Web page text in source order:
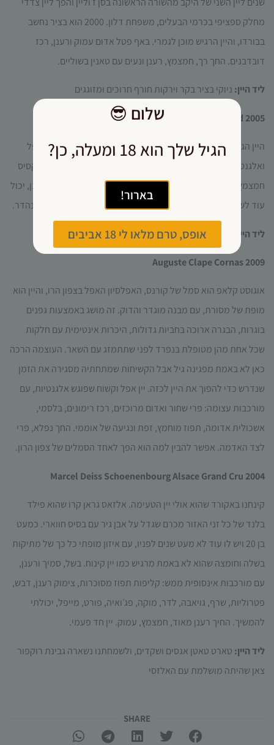
מחלק ספציפי בכרמי הבעלים, משפחת דלון. 2000 הוא בציר נחשב
בבורדו, והיין הרגיש מוכן לגמרי. באף פטל אדום עמוק ורענן, רכז
דובדבנים. החך רך, חמצמץ, רענן ונעים עם טאנין בשוליים.
ליד היין: ניוקי בציר בקר וירקות חורף חרוכים ומזוגגים
Cosse Maisonneuve Le Sid 2005
היין הגבוה של היקב מקאהור בעל היינות האלגנטיים היה רענן, אפל
ואלגנטי, עם לא מעט ברט שהשתלב בפרופיל האפל. פטל שחור וקסיס
חמצמץ, נימים חייתיים בתוך אדמה לחה ירקרקה. החיך טאני ורענן, יכול
עוד לשכב כמה שנים, ברט יותר נוכח ומשתלב בריכוז של הכל. יין נהדר.
ליד היין: צלעות טלה במשרה בורגון, חרדל דיז׳ון וריבת שזיפים
Auguste Clape Cornas 2009
אוגוסט קלאפ הוא סמל של קורנס, האפלסיון האפל בצפון הרו, והיין הוא
מופת של מסורת, עם מבנה מוגדר והדוק. זה מושג באמצעות גפנים
בוגרות, הבגרה ארוכה בחביות גדולות, היכרות אינטימית עם חלקות
שכל אחת מהן מטופלת בנפרד לפני שתתמזג עם השאר. העוצמה הרכה
כאן לא באמת מפגינה גיל אבל הקשיחות שמתחתיה מסגירה את הזמן
שנדרש כדי להפוך את היין לכזה. יין אפל וקשוח שפוגש אלגנטיות, עם
מורכבות עצומה: פרי שחור ואדום מרוכזים, רכז רימונים, בלסמי,
אשכולית אדומה, תפוז מוחמץ, זפת ונגיעה של אוממי. החך נפלא, פרי
לצד האדמה. אפשר להבין למה הוא הפך לאחד הסמלים של צפון הרון.
Marcel Deiss Schoenenbourg Alsace Grand Cru 2004
קינחנו באקורד שהוא אולי יין הטעימה. אלזאס גראן קרו שהוא פילד
בלנד של כל זני האזור מכרם שגדל על אבן גיר עם בסיס חווארי. כמעט
בן 20 ויש לו עוד לא מעט שנים לפניו, עם איזון מופתי כל כך של מתיקות
בשלה וחומצה שהוא לא באמת מרגיש כמו יין קינוח. בשל, סמיך ורענן,
עם מורכבות אינסופית ממש: קליפות תפוז מסוכרות, צימוק רענן, דבש,
פטרוליות, שרף, גויאבה, לדר, מוקה, פג׳ואיה, פורט, מייפל, יכולתי
להמשיך. החיך רענן מאוד, חמצמץ, עמוק. יין חד פעמי.
ליד היין: טארט טאטן אגסים ושקדים, ולשמחתנו נשארה גבינת רוקפור
צאן שהיתה מושלמת עם האלזסי
SHARE​
שלום 😎
הגיל שלך הוא 18 ומעלה, כן?
בארור!
אופס, טרם מלאו לי 18 אביבים